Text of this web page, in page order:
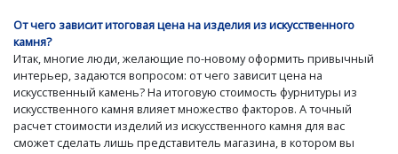
От чего зависит итоговая цена на изделия из искусственного
камня?
Итак, многие люди, желающие по-новому оформить привычный
интерьер, задаются вопросом: от чего зависит цена на
искусственный камень? На итоговую стоимость фурнитуры из
искусственного камня влияет множество факторов. А точный
расчет стоимости изделий из искусственного камня для вас
сможет сделать лишь представитель магазина, в котором вы